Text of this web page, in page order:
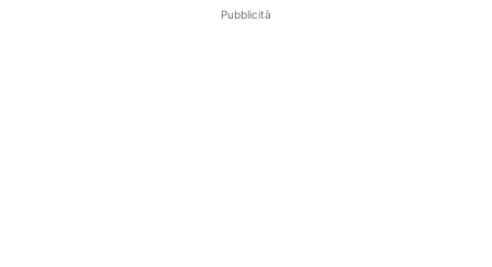
Pubblicità